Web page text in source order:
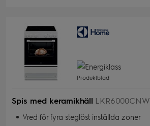
Produktblad
Spis med keramikhäll LKR6000CNW
Vred för fyra steglöst inställda zoner